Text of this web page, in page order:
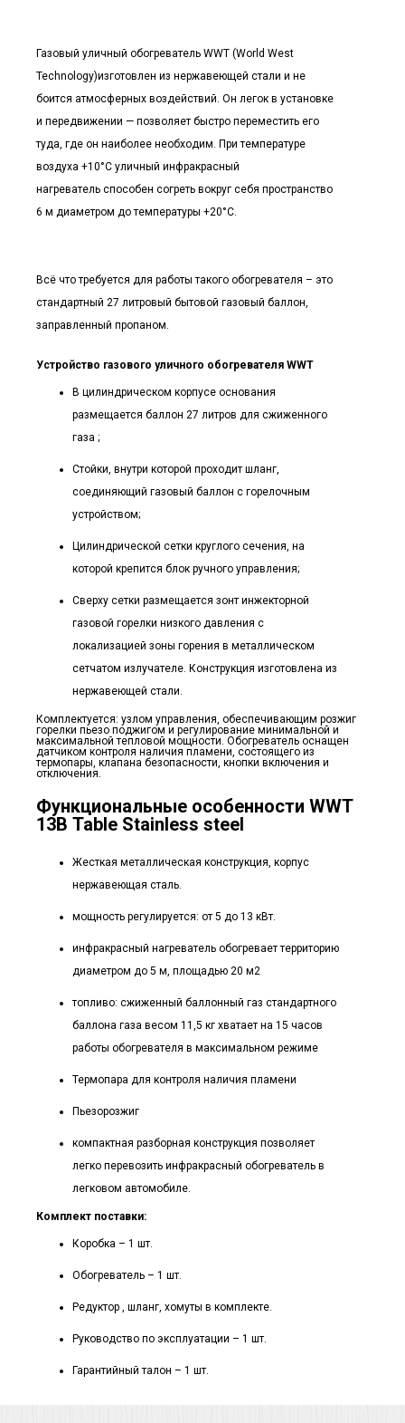
Газовый уличный обогреватель WWT (World West
Technology)изготовлен из нержавеющей стали и не
боится атмосферных воздействий. Он легок в установке
и передвижении — позволяет быстро переместить его
туда, где он наиболее необходим. При температуре
воздуха +10°С уличный инфракрасный
нагреватель способен согреть вокруг себя пространство
6 м диаметром до температуры +20°С.
Всё что требуется для работы такого обогревателя – это
стандартный 27 литровый бытовой газовый баллон,
заправленный пропаном.
Устройство газового уличного обогревателя WWT
В цилиндрическом корпусе основания
размещается баллон 27 литров для сжиженного
газа ;
Стойки, внутри которой проходит шланг,
соединяющий газовый баллон с горелочным
устройством;
Цилиндрической сетки круглого сечения, на
которой крепится блок ручного управления;
Сверху сетки размещается зонт инжекторной
газовой горелки низкого давления с
локализацией зоны горения в металлическом
сетчатом излучателе. Конструкция изготовлена из
нержавеющей стали.
Комплектуется: узлом управления, обеспечивающим розжиг
горелки пьезо поджигом и регулирование минимальной и
максимальной тепловой мощности. Обогреватель оснащен
датчиком контроля наличия пламени, состоящего из
термопары, клапана безопасности, кнопки включения и
отключения.
Функциональные особенности WWT
13B Table Stainless steel
Жесткая металлическая конструкция, корпус
нержавеющая сталь.
мощность регулируется: от 5 до 13 кВт.
инфракрасный нагреватель обогревает территорию
диаметром до 5 м, площадью 20 м2
топливо: сжиженный баллонный газ стандартного
баллона газа весом 11,5 кг хватает на 15 часов
работы обогревателя в максимальном режиме
Термопара для контроля наличия пламени
Пьезорозжиг
компактная разборная конструкция позволяет
легко перевозить инфракрасный обогреватель в
легковом автомобиле.
Комплект поставки:
Коробка – 1 шт.
Обогреватель – 1 шт.
Редуктор , шланг, хомуты в комплекте.
Руководство по эксплуатации – 1 шт.
Гарантийный талон – 1 шт.